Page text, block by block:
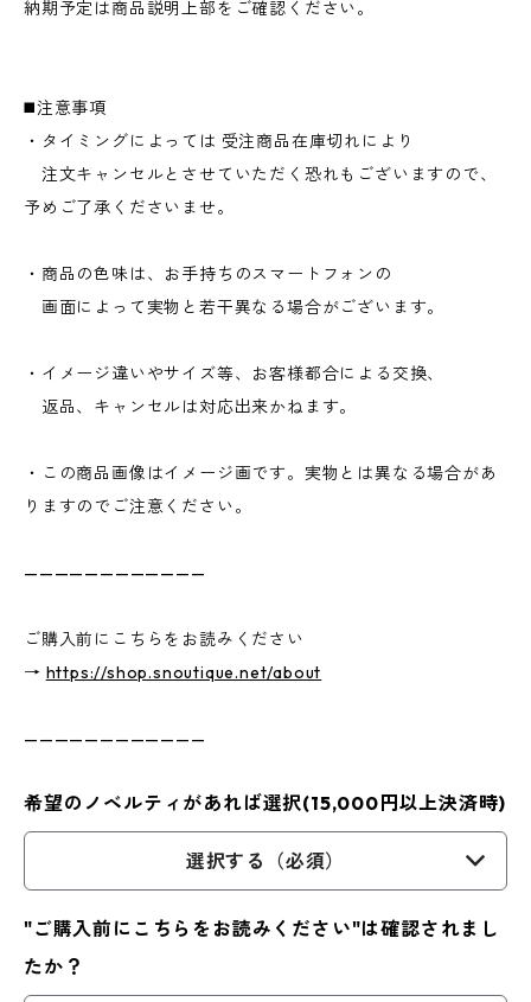
納期予定は商品説明上部をご確認ください。
◼️注意事項
・タイミングによっては 受注商品在庫切れにより
注文キャンセルとさせていただく恐れもございますので、
予めご了承くださいませ。
・商品の色味は、お手持ちのスマートフォンの
画面によって実物と若干異なる場合がございます。
・イメージ違いやサイズ等、お客様都合による交換、
返品、キャンセルは対応出来かねます。
・この商品画像はイメージ画です。実物とは異なる場合があ
りますのでご注意ください。
————————————
ご購入前にこちらをお読みください
→ https://shop.snoutique.net/about
————————————
希望のノベルティがあれば選択(15,000円以上決済時)
選択する（必須）
"ご購入前にこちらをお読みください"は確認されまし
たか？